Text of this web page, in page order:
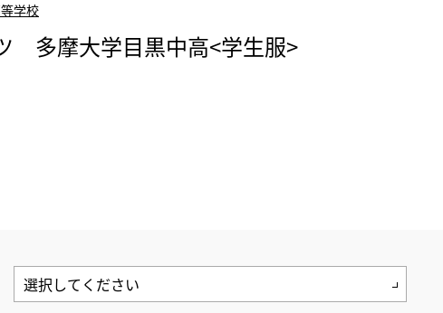
学校
多摩大学目黒中高<学生服>